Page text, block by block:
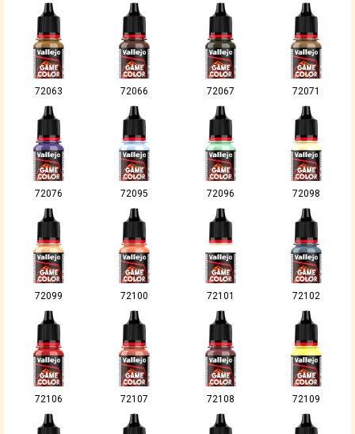
72063 72066 72067 72071
72076 72095 72096 72098
72099 72100 72101 72102
72106 72107 72108 72109